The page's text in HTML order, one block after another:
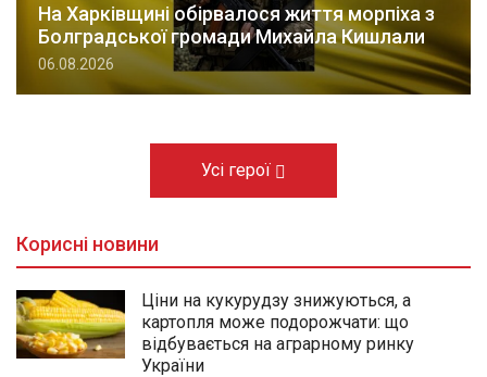
На Харківщині обірвалося життя морпіха з
Болградської громади Михайла Кишлали
06.08.2026
Усі герої
Корисні новини
Ціни на кукурудзу знижуються, а
картопля може подорожчати: що
відбувається на аграрному ринку
України